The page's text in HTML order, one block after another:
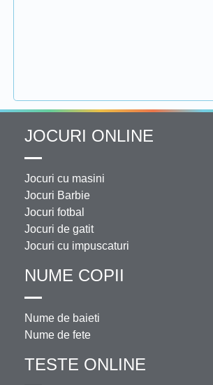
JOCURI ONLINE
Jocuri cu masini
Jocuri Barbie
Jocuri fotbal
Jocuri de gatit
Jocuri cu impuscaturi
NUME COPII
Nume de baieti
Nume de fete
TESTE ONLINE